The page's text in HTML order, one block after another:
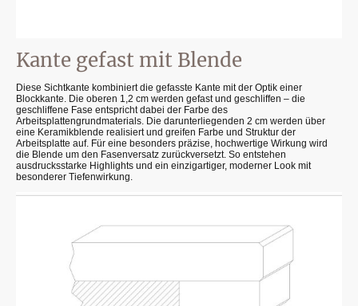
Kante gefast mit Blende
Diese Sichtkante kombiniert die gefasste Kante mit der Optik einer
Blockkante. Die oberen 1,2 cm werden gefast und geschliffen – die
geschliffene Fase entspricht dabei der Farbe des
Arbeitsplattengrundmaterials. Die darunterliegenden 2 cm werden über
eine Keramikblende realisiert und greifen Farbe und Struktur der
Arbeitsplatte auf. Für eine besonders präzise, hochwertige Wirkung wird
die Blende um den Fasenversatz zurückversetzt. So entstehen
ausdrucksstarke Highlights und ein einzigartiger, moderner Look mit
besonderer Tiefenwirkung.